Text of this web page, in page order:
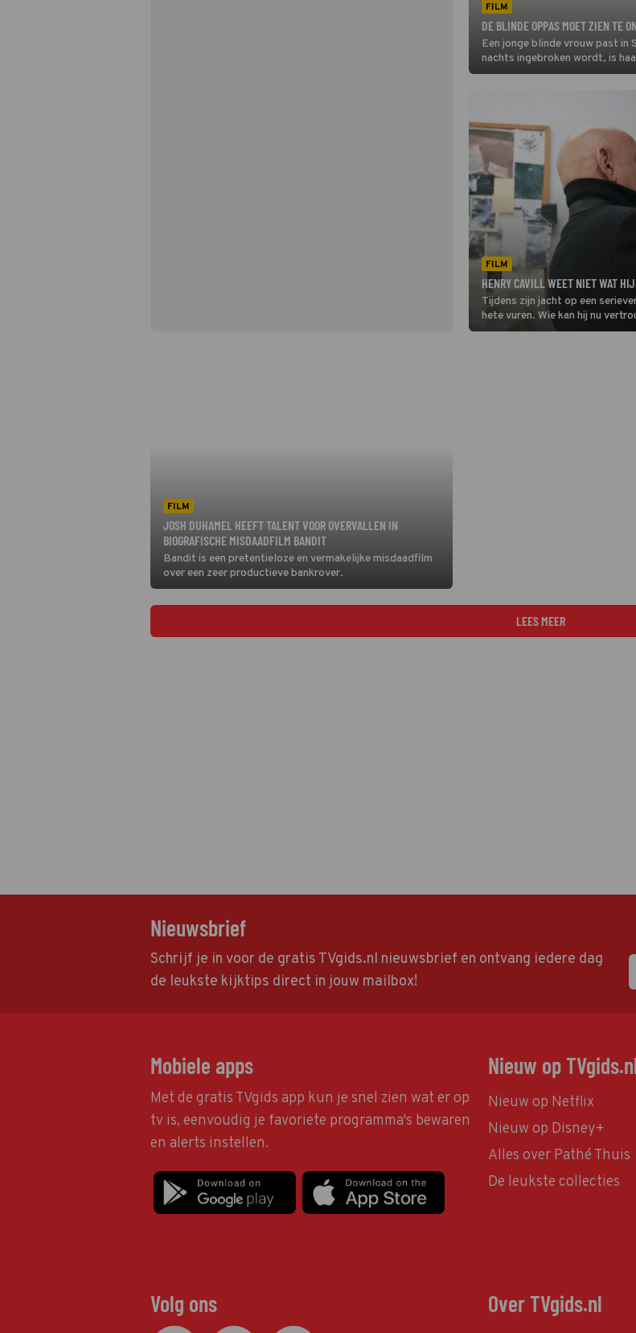
FILM
DE BLINDE OPPAS MOET ZIEN TE
Een jonge blinde vrouw past in
nachts ingebroken wordt, is
FILM
HENRY CAVILL WEET NIET WAT
Tijdens zijn jacht op een
hete vuren. Wie kan hij nu
FILM
JOSH DUHAMEL HEEFT TALENT VOOR OVERVALLEN IN
BIOGRAFISCHE MISDAADFILM BANDIT
Bandit is een pretentieloze en vermakelijke misdaadfilm
over een zeer productieve bankrover.
LEES MEER
Nieuwsbrief
Schrijf je in voor de gratis TVgids.nl nieuwsbrief en ontvang iedere dag
de leukste kijktips direct in jouw mailbox!
Mobiele apps
Met de gratis TVgids app kun je snel zien wat er op
tv is, eenvoudig je favoriete programma's bewaren
en alerts instellen.
Nieuw op
Nieuw op Netflix
Nieuw op Disney+
Alles over Pathé Thuis
De leukste collecties
Volg ons Over TVgids.nl